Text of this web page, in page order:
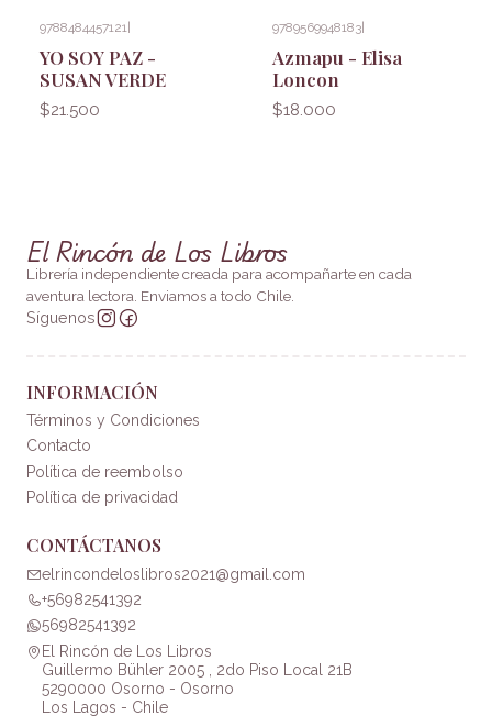
9788484457121 |
YO SOY PAZ -
SUSAN VERDE
$21.500
9789569948183|
Azmapu - Elisa
Loncon
$18.000
El Rincón de Los Libros
Librería independiente creada para acompañarte en cada
aventura lectora. Enviamos a todo Chile.
Síguenos
INFORMACIÓN
Términos y Condiciones
Contacto
Política de reembolso
Política de privacidad
CONTÁCTANOS
elrincondeloslibros2021@gmail.com
+56982541392
56982541392
El Rincón de Los Libros
Guillermo Bühler 2005 , 2do Piso Local 21B
5290000 Osorno - Osorno
Los Lagos - Chile